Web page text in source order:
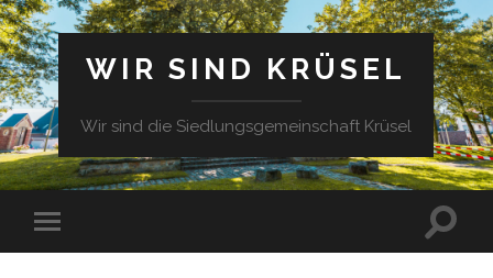
WIR SIND KRÜSEL
Wir sind die Siedlungsgemeinschaft Krüsel